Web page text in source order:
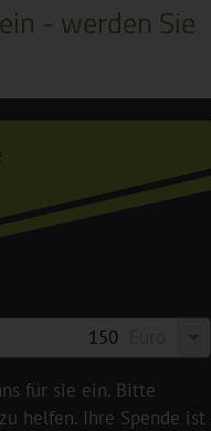
- werden Sie
für sie ein. Bitte
helfen. Ihre Spende ist